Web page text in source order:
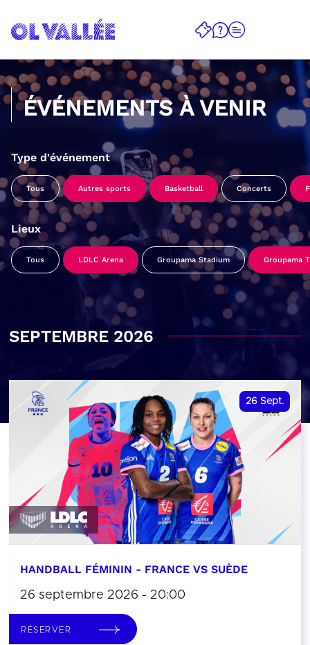
ÉVÉNEMENTS À VENIR
Type d'événement
Tous Autres sports Basketball Concerts
Lieux
Tous LDLC Arena Groupama Stadium Groupama
SEPTEMBRE 2026
26 Sept.
HANDBALL FÉMININ - FRANCE VS SUÈDE
26 septembre 2026 - 20:00
RÉSERVER